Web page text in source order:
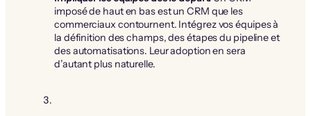
imposé de haut en bas est un CRM que les
commerciaux contournent. Intégrez vos équipes à
la définition des champs, des étapes du pipeline et
des automatisations. Leur adoption en sera
d’autant plus naturelle.